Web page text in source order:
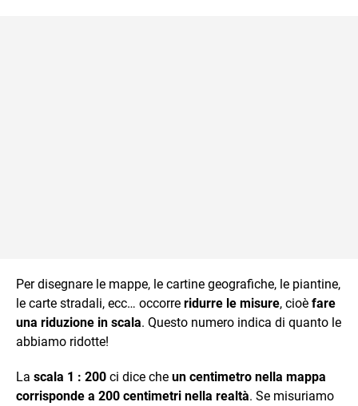
Per disegnare le mappe, le cartine geografiche, le piantine,
le carte stradali, ecc… occorre ridurre le misure, cioè fare
una riduzione in scala. Questo numero indica di quanto le
abbiamo ridotte!
La scala 1 : 200 ci dice che un centimetro nella mappa
corrisponde a 200 centimetri nella realtà. Se misuriamo